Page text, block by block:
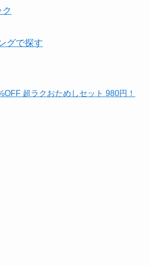
グで探す
超ラクおためしセット 980円！